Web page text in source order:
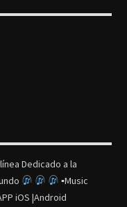
Dedicado a la
▪Music
iOS |Android